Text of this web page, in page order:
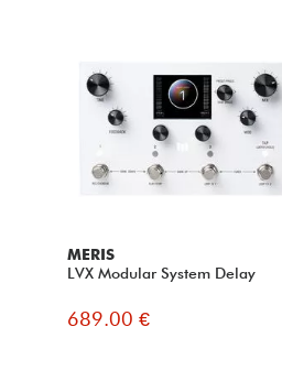
MERIS
LVX Modular System Delay
689.00 €